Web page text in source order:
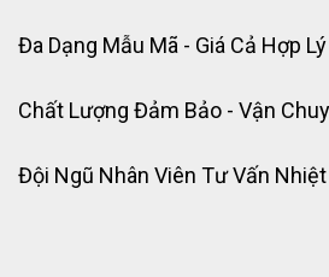
Đa Dạng Mẫu Mã - Giá Cả Hợp Lý
Chất Lượng Đảm Bảo - Vận
Đội Ngũ Nhân Viên Tư Vấn